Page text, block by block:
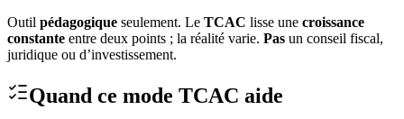
Outil pédagogique seulement. Le TCAC lisse une croissance
constante entre deux points ; la réalité varie. Pas un conseil fiscal,
juridique ou d’investissement.
Quand ce mode TCAC aide